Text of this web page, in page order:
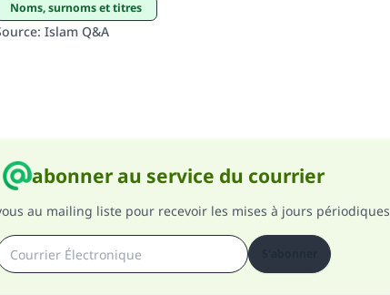
Noms, surnoms et titres
: Islam Q&A
abonner au service du courrier
au mailing liste pour recevoir les mises à jours périodiques